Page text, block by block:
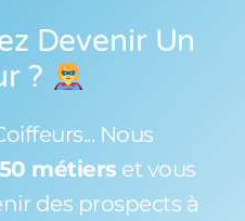
Devenir Un
?
Nous
métiers et vous
des prospects à